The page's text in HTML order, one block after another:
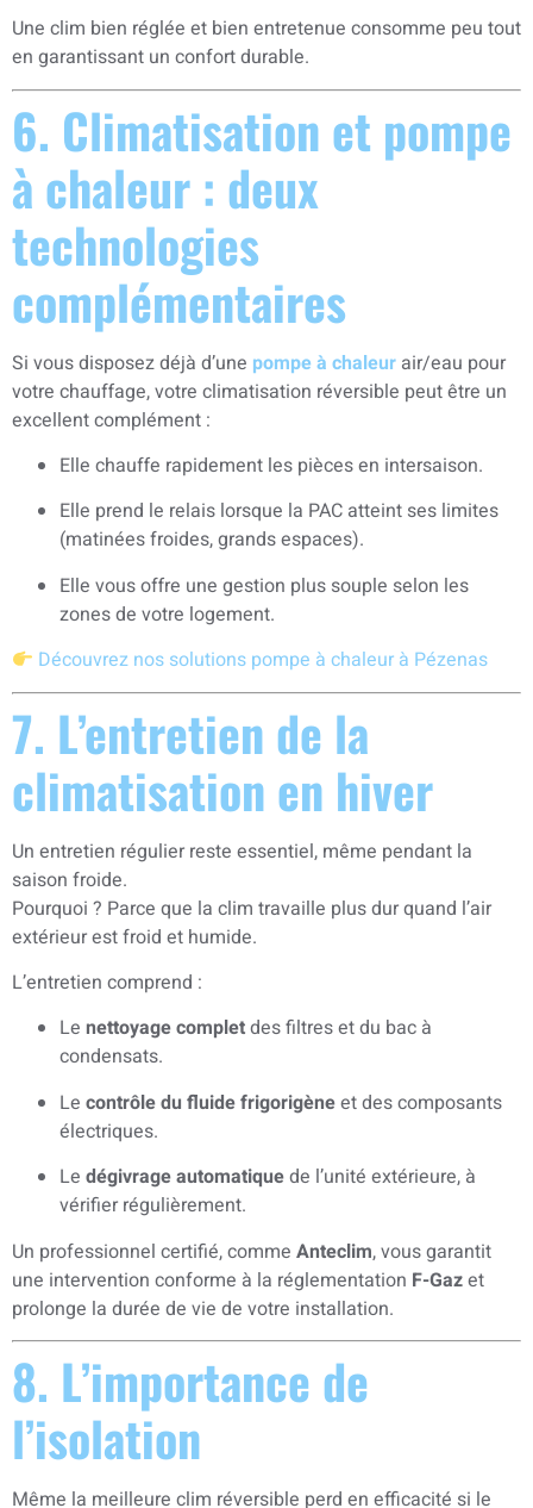
Une clim bien réglée et bien entretenue consomme peu tout
en garantissant un confort durable.
6. Climatisation et pompe
à chaleur : deux
technologies
complémentaires
Si vous disposez déjà d’une pompe à chaleur air/eau pour
votre chauffage, votre climatisation réversible peut être un
excellent complément :
Elle chauffe rapidement les pièces en intersaison.
Elle prend le relais lorsque la PAC atteint ses limites
(matinées froides, grands espaces).
Elle vous offre une gestion plus souple selon les
zones de votre logement.
Découvrez nos solutions pompe à chaleur à Pézenas
7. L’entretien de la
climatisation en hiver
Un entretien régulier reste essentiel, même pendant la
saison froide.
Pourquoi ? Parce que la clim travaille plus dur quand l’air
extérieur est froid et humide.
L’entretien comprend :
Le nettoyage completdes filtres et du bac à
condensats.
Le contrôle du fluide frigorigèneet des composants
électriques.
Le dégivrage automatiquede l’unité extérieure, à
vérifier régulièrement.
Un professionnel certifié, comme Anteclim, vous garantit
une intervention conforme à la réglementation F-Gazet
prolonge la durée de vie de votre installation.
8. L’importance de
l’isolation
Même la meilleure clim réversible perd en efficacité si le